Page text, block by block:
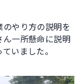
やり方の説明を
一所懸命に説明
いました。